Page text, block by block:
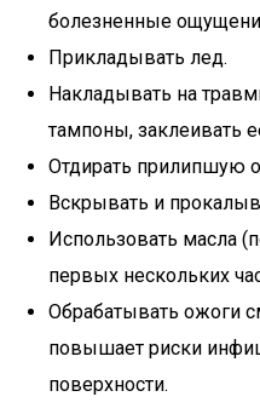
болезненные
Прикладывать лед.
Накладывать на
тампоны, заклеивать
Отдирать прилипшую
Вскрывать и
Использовать масла
первых нескольких
Обрабатывать ожоги
повышает риски
поверхности.